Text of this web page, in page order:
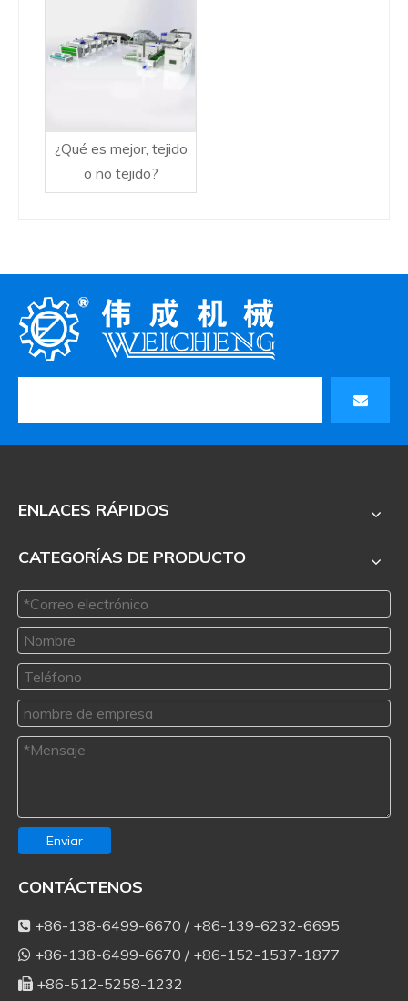
¿Qué es mejor, tejido
o no tejido?
ENLACES RÁPIDOS
CATEGORÍAS DE PRODUCTO
Enviar
CONTÁCTENOS
 +86-138-6499-6670 / +86-139-6232-6695
 +86-138-6499-6670 / +86-152-1537-1877
 +86-512-5258-1232